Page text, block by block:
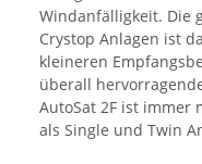
Windanfälligkeit. Die
Crystop Anlagen ist
kleineren
überall
AutoSat 2F ist immer
als Single und Twin